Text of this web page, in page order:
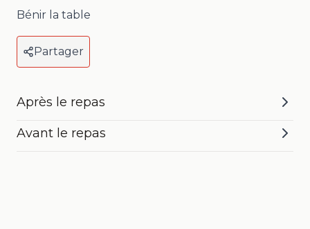
Bénir la table
Partager
Après le repas
Avant le repas